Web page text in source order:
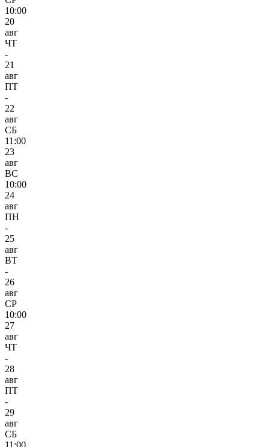
10:00
20
авг
ЧТ
-
21
авг
ПТ
-
22
авг
СБ
11:00
23
авг
ВС
10:00
24
авг
ПН
-
25
авг
ВТ
-
26
авг
СР
10:00
27
авг
ЧТ
-
28
авг
ПТ
-
29
авг
СБ